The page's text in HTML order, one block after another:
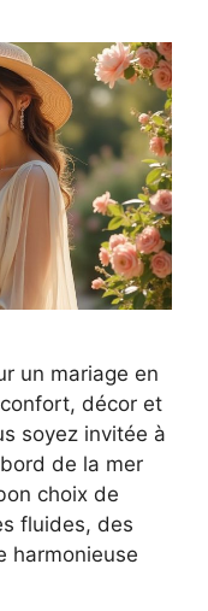
un mariage en
décor et
soyez invitée à
de la mer
choix de
fluides, des
harmonieuse